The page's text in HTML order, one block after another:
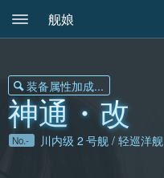
舰娘
神通・改
No.- 川内级 2 号舰 / 轻巡洋舰
装备属性加成...